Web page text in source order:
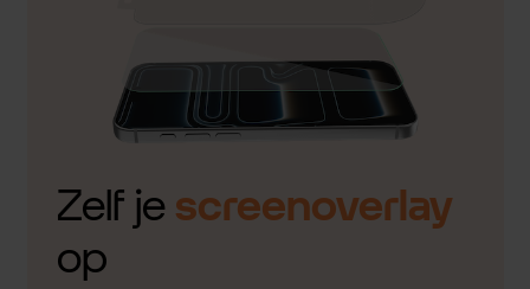
Zelf je screenoverlay
op